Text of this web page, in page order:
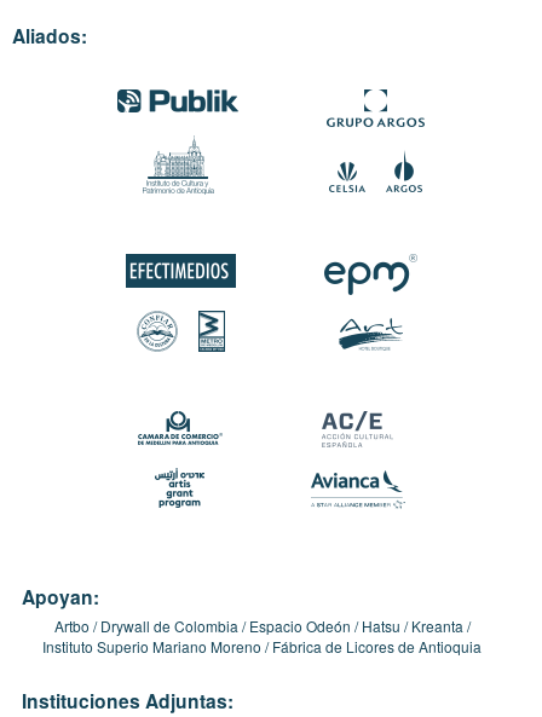
Aliados:
Apoyan:
Artbo Drywall de Colombia Espacio Odeón Hatsu
Kreanta
Instituto Superio Mariano Moreno
Fábrica de Licores de Antioquia
Instituciones Adjuntas: